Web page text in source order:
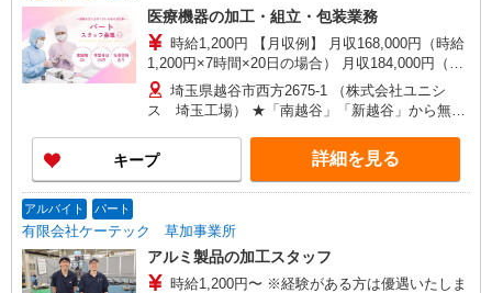
医療機器の加工・組立・包装業務
時給1,200円 【月収例】 月収168,000円（時給
1,200円×7時間×20日の場合） 月収184,000円（時
給1,200円×7時間×22日の場合） ※試用期間1ヶ月
（同条件） ※年に数回『技能試験』を実施。試験
に合格すれば『昇給』するシステムを採用してい
ます。 ★1年間で最高時給25％アップの実績あ
り！！（2024年実績） ※『技能試験』での昇給と
は別に、年1回昇給有（10月） ※長期勤務された
年2回ボーナス有
埼玉県越谷市西方2675-1 （株式会社ユニシ
ス 埼玉工場） ★「南越谷」「新越谷」から無料
キープ 詳細を見る
アルバイト パート
有限会社ケーテック 草加事業所
アルミ製品の加工スタッフ
時給1,200円〜 ※経験がある方は優遇いたしま